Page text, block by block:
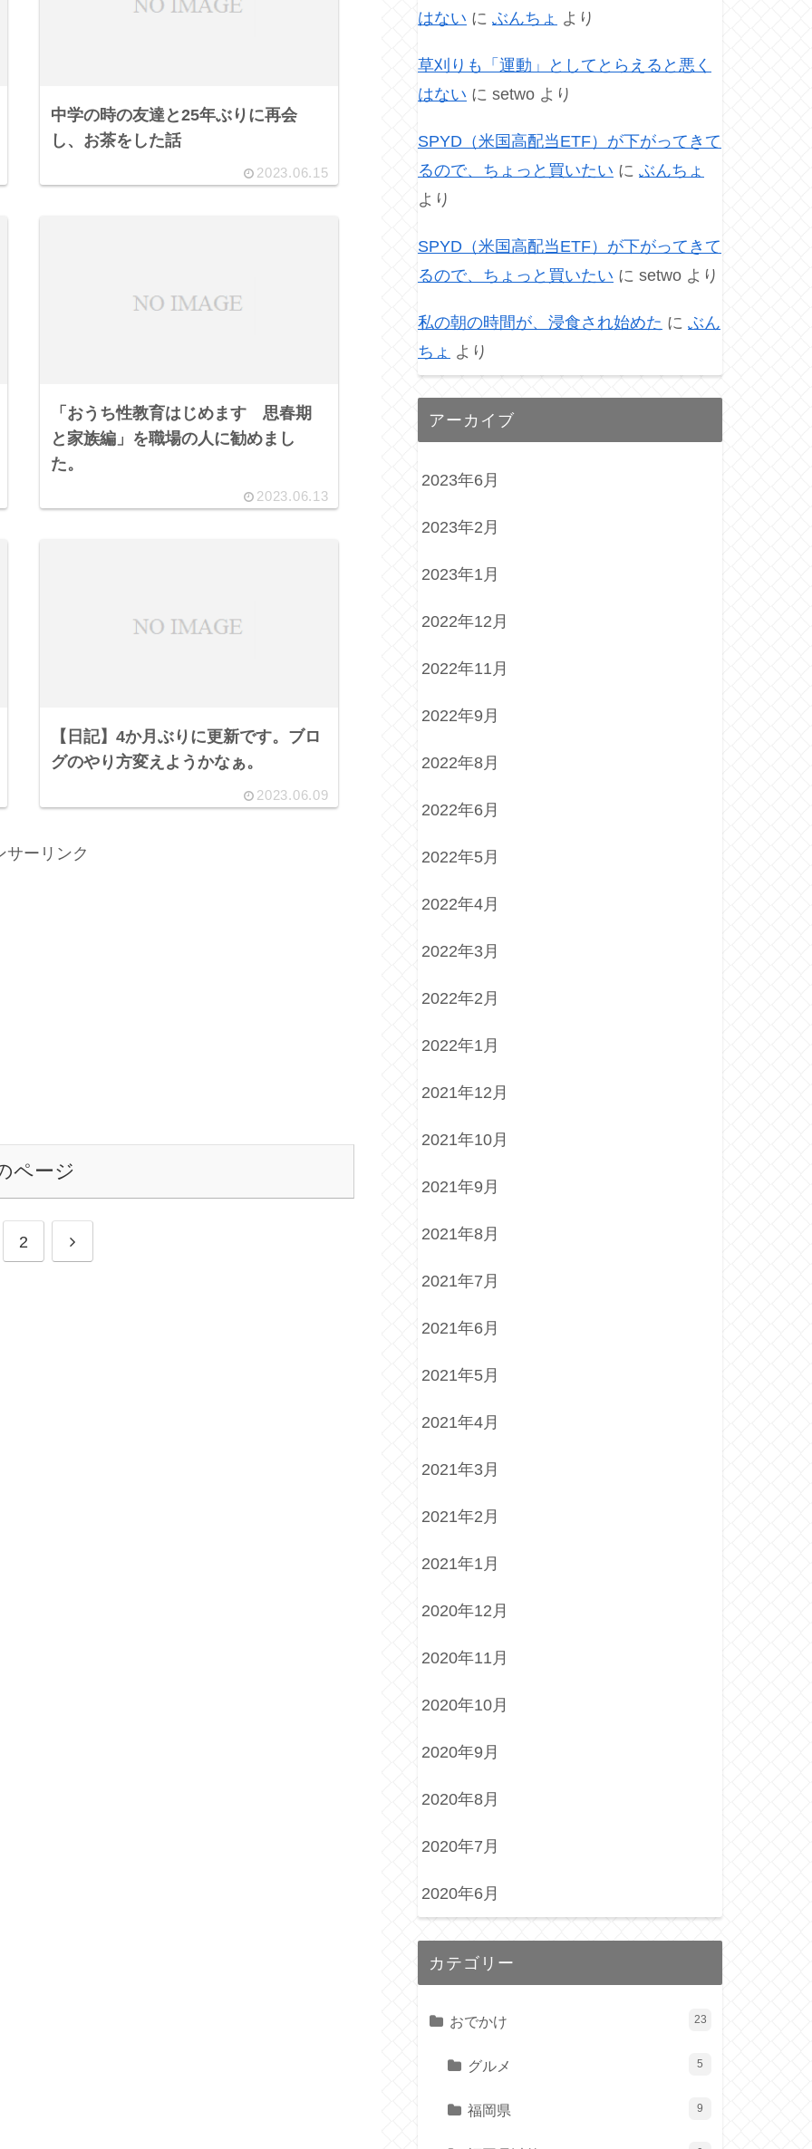
中学の時の友達と25年ぶりに再会
し、お茶をした話
2023.06.15
「おうち性教育はじめます 思春期
と家族編」を職場の人に勧めまし
た。
2023.06.13
【日記】4か月ぶりに更新です。ブロ
グのやり方変えようかなぁ。
2023.06.09
サーリンク
ページ
2
はない に ぶんちょ より
草刈りも「運動」としてとらえると悪く
はない に setwo より
SPYD（米国高配当ETF）が下がってきて
るので、ちょっと買いたい に ぶんちょ
より
SPYD（米国高配当ETF）が下がってきて
るので、ちょっと買いたい に setwo より
私の朝の時間が、浸食され始めた に ぶん
ちょ より
アーカイブ
2023年6月
2023年2月
2023年1月
2022年12月
2022年11月
2022年9月
2022年8月
2022年6月
2022年5月
2022年4月
2022年3月
2022年2月
2022年1月
2021年12月
2021年10月
2021年9月
2021年8月
2021年7月
2021年6月
2021年5月
2021年4月
2021年3月
2021年2月
2021年1月
2020年12月
2020年11月
2020年10月
2020年9月
2020年8月
2020年7月
2020年6月
カテゴリー
おでかけ 23
グルメ 5
福岡県 9